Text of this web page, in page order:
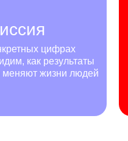
цифрах
как результаты
жизни людей